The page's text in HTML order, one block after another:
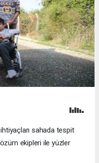
sahada tespit
ekipleri ile yüzler